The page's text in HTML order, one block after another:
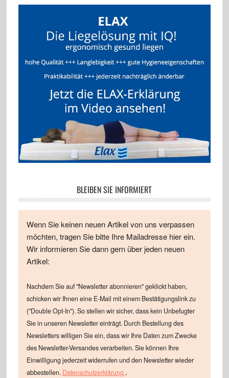
BLEIBEN SIE INFORMIERT
Wenn Sie keinen neuen Artikel von uns verpassen
möchten, tragen Sie bitte Ihre Mailadresse hier ein.
Wir informieren Sie dann gern über jeden neuen
Artikel:
Nachdem Sie auf "Newsletter abonnieren" geklickt haben,
schicken wir Ihnen eine E-Mail mit einem Bestätigungslink zu
("Double Opt-In"). So stellen wir sicher, dass kein Unbefugter
Sie in unseren Newsletter einträgt. Durch Bestellung des
Newsletters willigen Sie ein, dass wir Ihre Daten zum Zwecke
des Newsletter-Versandes verarbeiten. Sie können Ihre
Einwilligung jederzeit widerrufen und den Newsletter wieder
abbestellen. Datenschutzerklärung .